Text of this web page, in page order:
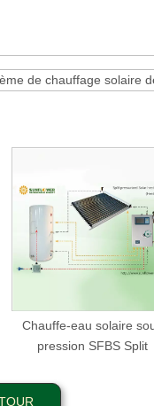
de chauffage solaire
Chauffe-eau solaire
pression SFBS Split